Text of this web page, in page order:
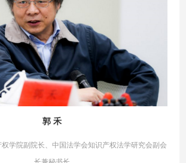
郭 禾
学院副院长、中国法学会知识产权法学研究会副会